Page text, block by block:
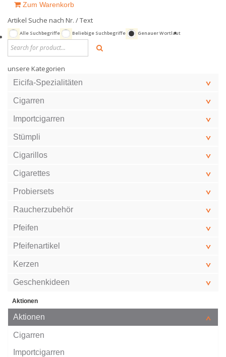
Zum Warenkorb
Artikel Suche nach Nr. / Text
Alle Suchbegriffe Beliebige Suchbegriffe Genauer Wortlaut
unsere Kategorien
Eicifa-Spezialitäten
Cigarren
Importcigarren
Stümpli
Cigarillos
Cigarettes
Probiersets
Raucherzubehör
Pfeifen
Pfeifenartikel
Kerzen
Geschenkideen
Aktionen
Aktionen
Cigarren
Importcigarren